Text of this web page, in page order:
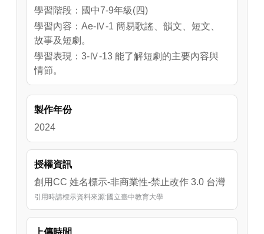
弟，卻沒想到Gilbert是為了保護弟弟不被狼攻
擊而受的傷，了解過後王子發現自己錯怪了
Gilbert。影片最後利用練習題幫助學生熟悉短
劇內容。
學習階段：國中7-9年級(四)
學習內容：Ae-Ⅳ-1 簡易歌謠、韻文、短文、
故事及短劇。
學習表現：3-Ⅳ-13 能了解短劇的主要內容與
情節。
製作年份
2024
授權資訊
創用CC 姓名標示-非商業性-禁止改作 3.0 台灣
引用時請標示資料來源:國立臺中教育大學
上傳時間